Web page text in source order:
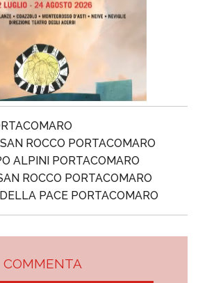
ROCCO PORTACOMARO
ALPINI PORTACOMARO
ROCCO PORTACOMARO
PACE PORTACOMARO
COMMENTA